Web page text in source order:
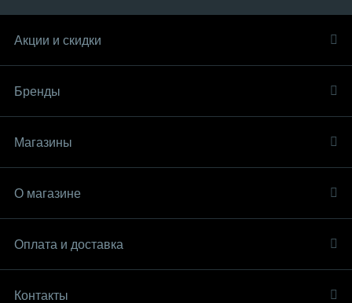
Акции и скидки
Бренды
Магазины
О магазине
Оплата и доставка
Контакты